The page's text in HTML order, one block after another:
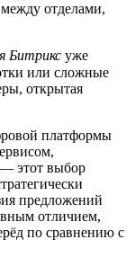
между отделами,
Битрикс уже
или сложные
открытая
платформы
этот выбор
предложений
отличием,
по сравнению с